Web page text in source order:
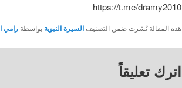
https://t.me/dramy2010
هذه المقالة نُشرت ضمن التصنيفالسيرة النبوية بواسطة رامي
اترك تعليقاً